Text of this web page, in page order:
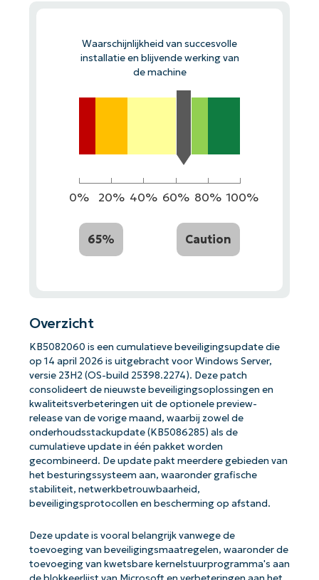
Waarschijnlijkheid van succesvolle
installatie en blijvende werking van
de machine
0% 20% 40% 60% 80% 100%
65% Caution
Overzicht
KB5082060 is een cumulatieve beveiligingsupdate die
op 14 april 2026 is uitgebracht voor Windows Server,
versie 23H2 (OS-build 25398.2274). Deze patch
consolideert de nieuwste beveiligingsoplossingen en
kwaliteitsverbeteringen uit de optionele preview-
release van de vorige maand, waarbij zowel de
onderhoudsstackupdate (KB5086285) als de
cumulatieve update in één pakket worden
gecombineerd. De update pakt meerdere gebieden van
het besturingssysteem aan, waaronder grafische
stabiliteit, netwerkbetrouwbaarheid,
beveiligingsprotocollen en bescherming op afstand.
Deze update is vooral belangrijk vanwege de
toevoeging van beveiligingsmaatregelen, waaronder de
toevoeging van kwetsbare kernelstuurprogramma's aan